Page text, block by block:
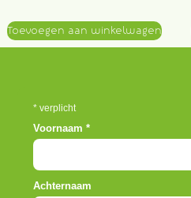
Toevoegen aan winkelwagen
* verplicht
Voornaam *
Achternaam